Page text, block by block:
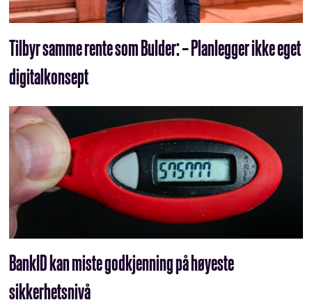
Tilbyr samme rente som Bulder: – Planlegger ikke eget
digitalkonsept
BankID kan miste godkjenning på høyeste
sikkerhetsnivå